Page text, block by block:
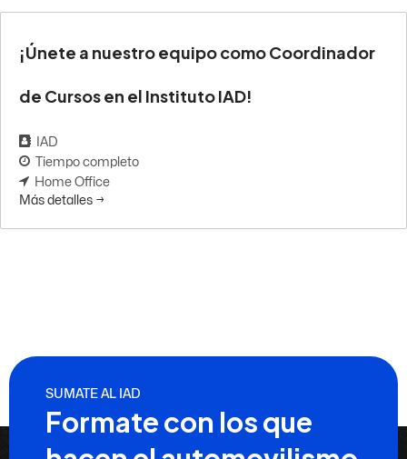
¡Únete a nuestro equipo como Coordinador
de Cursos en el Instituto IAD!
IAD
Tiempo completo
Home Office
Más detalles
SUMATE AL IAD
Formate con los que